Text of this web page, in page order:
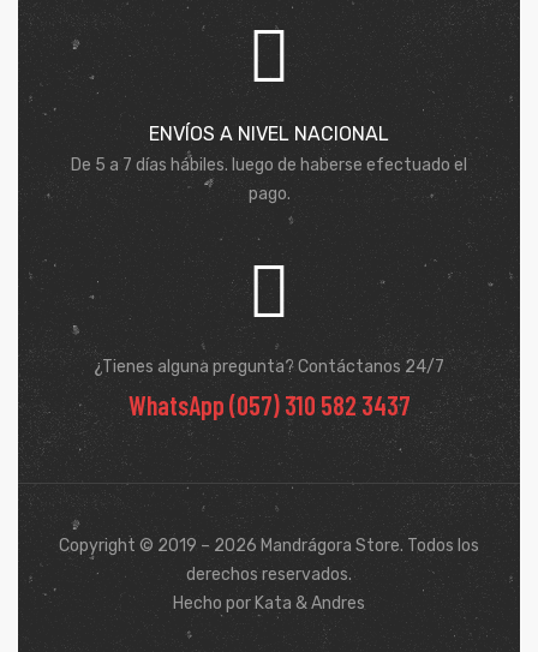
ENVÍOS A NIVEL NACIONAL
De 5 a 7 días hábiles. luego de haberse efectuado el
pago.
¿Tienes alguna pregunta? Contáctanos 24/7
WhatsApp (057) 310 582 3437
Copyright © 2019 – 2026 Mandrágora Store. Todos los
derechos reservados.
Hecho por Kata & Andres